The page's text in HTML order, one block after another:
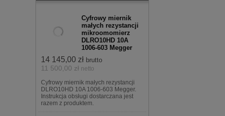
Cyfrowy miernik
małych rezystancji
mikroomomierz
DLRO10HD 10A
1006-603 Megger
14 145,00 zł brutto
11 500,00 zł netto
Cyfrowy miernik małych rezystancji
DLRO10HD 10A 1006-603 Megger.
Instrukcja obsługi dostarczana jest
razem z produktem.